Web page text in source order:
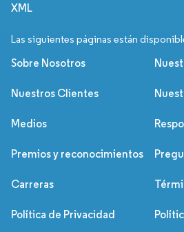
XML
Las siguientes páginas están
Sobre Nosotros
Nuestros Clientes
Medios
Premios y reconocimientos
Carreras
Política de Privacidad